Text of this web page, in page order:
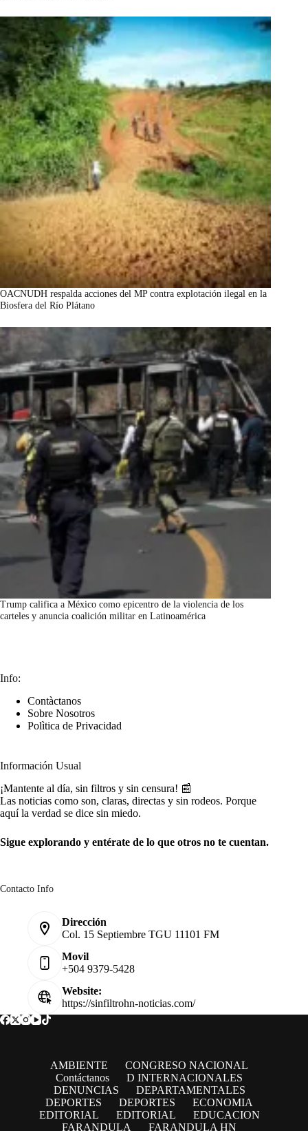
OACNUDH respalda acciones del MP contra explotación ilegal en la
Biosfera del Río Plátano
Trump califica a México como epicentro de la violencia de los
carteles y anuncia coalición militar en Latinoamérica
Info:
Contàctanos
Sobre Nosotros
Polìtica de Privacidad
Información Usual
¡Mantente al día, sin filtros y sin censura! 📰
Las noticias como son, claras, directas y sin rodeos. Porque
aquí la verdad se dice sin miedo.
Sigue explorando y entérate de lo que otros no te cuentan.
Contacto Info
Dirección
Col. 15 Septiembre TGU 11101 FM
Movil
+504 9379-5428
Website:
https://sinfiltrohn-noticias.com/
AMBIENTE
CONGRESO NACIONAL
Contáctanos
D INTERNACIONALES
DENUNCIAS
DEPARTAMENTALES
DEPORTES
DEPORTES
ECONOMIA
EDITORIAL
EDITORIAL
EDUCACION
FARANDULA
FARANDULA HN